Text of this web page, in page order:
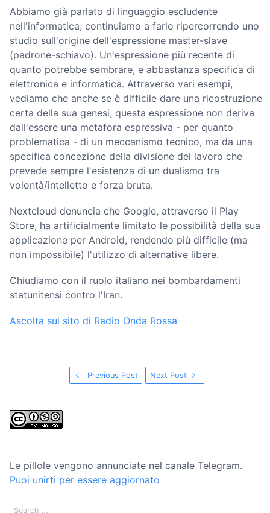
Abbiamo già parlato di linguaggio escludente
nell'informatica, continuiamo a farlo ripercorrendo uno
studio sull'origine dell'espressione master-slave
(padrone-schiavo). Un'espressione più recente di
quanto potrebbe sembrare, e abbastanza specifica di
elettronica e informatica. Attraverso vari esempi,
vediamo che anche se è difficile dare una ricostruzione
certa della sua genesi, questa espressione non deriva
dall'essere una metafora espressiva - per quanto
problematica - di un meccanismo tecnico, ma da una
specifica concezione della divisione del lavoro che
prevede sempre l'esistenza di un dualismo tra
volontà/intelletto e forza bruta.
Nextcloud denuncia che Google, attraverso il Play
Store, ha artificialmente limitato le possibilità della sua
applicazione per Android, rendendo più difficile (ma
non impossibile) l'utilizzo di alternative libere.
Chiudiamo con il ruolo italiano nei bombardamenti
statunitensi contro l'Iran.
Ascolta sul sito di Radio Onda Rossa
Previous Post Next Post
Le pillole vengono annunciate nel canale Telegram.
Puoi unirti per essere aggiornato